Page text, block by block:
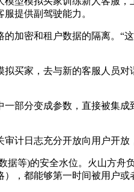
提供副驾驶能力。
密和租户数据的隔离。“
家，去与新的客服人员对
分变成参数，直接被集成
日志充分开放向用户开放
)的安全水位。火山方舟
，都能够第一时间被用户或